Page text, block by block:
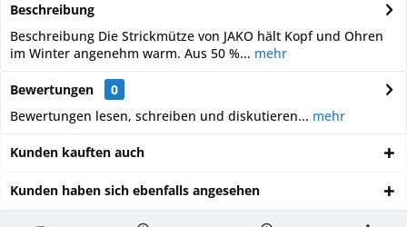
Beschreibung
Beschreibung Die Strickmütze von JAKO hält Kopf und Ohren
im Winter angenehm warm. Aus 50 %... mehr
Bewertungen
0
Bewertungen lesen, schreiben und diskutieren... mehr
Kunden kauften auch
Kunden haben sich ebenfalls angesehen